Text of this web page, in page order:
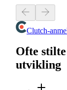
Clutch-
Ofte
utvikling